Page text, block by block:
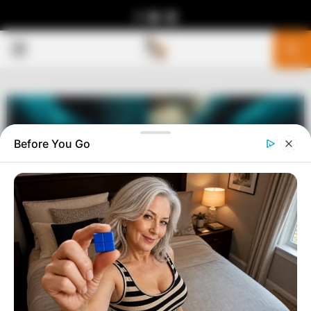
MENU
Before You Go